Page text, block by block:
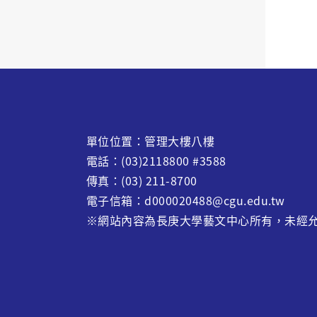
單位位置：管理大樓八樓
電話：(03)2118800 #3588
傳真：(03) 211-8700
電子信箱：d000020488@cgu.edu.tw
※網站內容為長庚大學藝文中心所有，未經